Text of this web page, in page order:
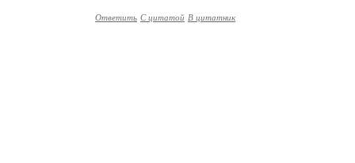
Ответить С цитатой В цитатник